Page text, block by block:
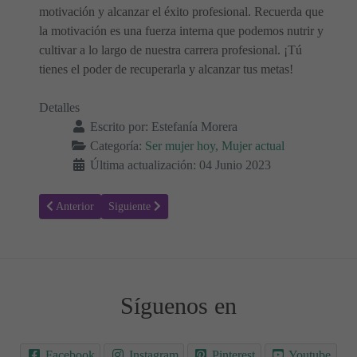
motivación y alcanzar el éxito profesional. Recuerda que
la motivación es una fuerza interna que podemos nutrir y
cultivar a lo largo de nuestra carrera profesional. ¡Tú
tienes el poder de recuperarla y alcanzar tus metas!
Detalles
Escrito por: Estefanía Morera
Categoría: Ser mujer hoy, Mujer actual
Última actualización: 04 Junio 2023
Artículo anterior: Superando el miedo a envejecer: Descubriendo el
Anterior Artículo siguiente: Razones para decidir un divorcio:
Siguiente
Síguenos en